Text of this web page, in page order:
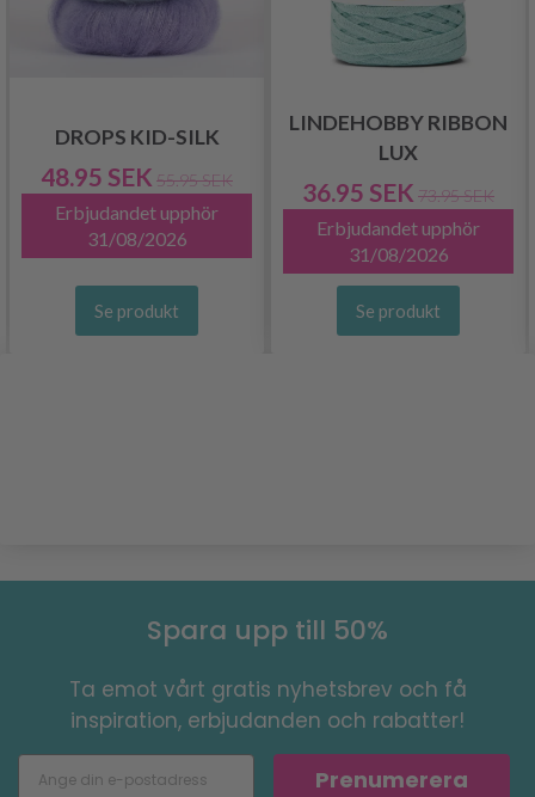
DROPS KID-SILK
48.95 SEK 55.95 SEK
Erbjudandet upphör
31/08/2026
Se produkt
LINDEHOBBY RIBBON
LUX
36.95 SEK 73.95 SEK
Erbjudandet upphör
31/08/2026
Se produkt
Spara upp till 50%
Ta emot vårt gratis nyhetsbrev och få
inspiration, erbjudanden och rabatter!
Prenumerera